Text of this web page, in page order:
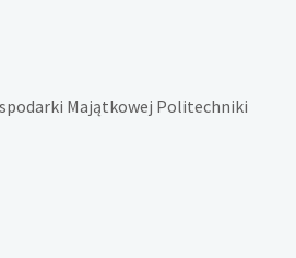
Majątkowej Politechniki